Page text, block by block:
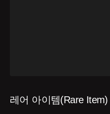
레어 아이템(Rare Item)